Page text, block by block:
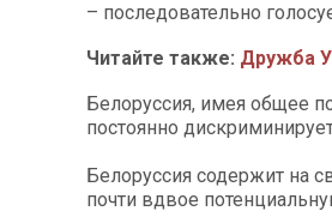
– последовательно
Читайте также: Дружба
Белоруссия, имея общее
постоянно
Белоруссия содержит на
почти вдвое